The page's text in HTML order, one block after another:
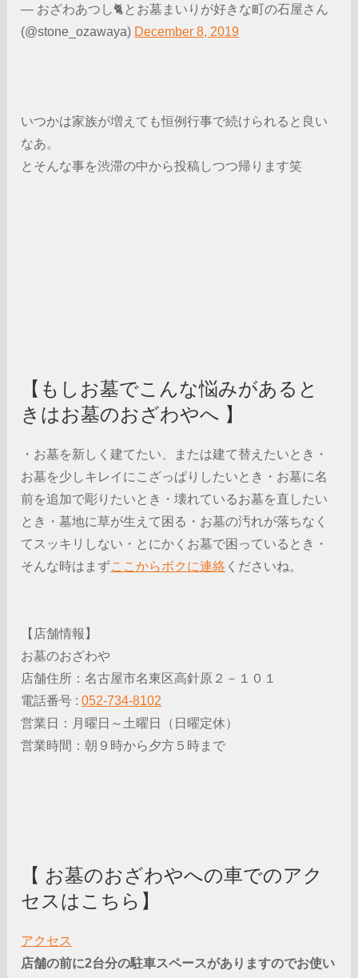
— おざわあつし🐈とお墓まいりが好きな町の石屋さん
(@stone_ozawaya) December 8, 2019
いつかは家族が増えても恒例行事で続けられると良い
なあ。
とそんな事を渋滞の中から投稿しつつ帰ります笑
【もしお墓でこんな悩みがあると
きはお墓のおざわやへ 】
・お墓を新しく建てたい、または建て替えたいとき・
お墓を少しキレイにこざっぱりしたいとき・お墓に名
前を追加で彫りたいとき・壊れているお墓を直したい
とき・墓地に草が生えて困る・お墓の汚れが落ちなく
てスッキリしない・とにかくお墓で困っているとき・
そんな時はまずここからボクに連絡 くださいね。
【店舗情報】
お墓のおざわや
店舗住所：名古屋市名東区高針原２－１０１
電話番号 :052-734-8102
営業日：月曜日～土曜日（日曜定休）
営業時間：朝９時から夕方５時まで
【 お墓のおざわやへの車でのアク
セスはこちら】
アクセス
店舗の前に2台分の駐車スペースがありますのでお使い